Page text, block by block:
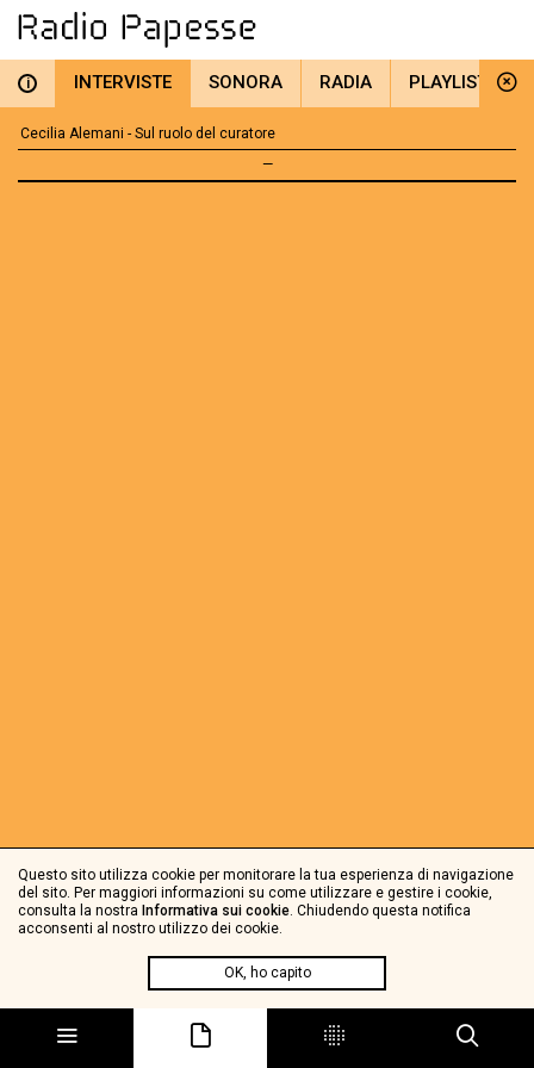
i INTERVISTE SONORA RADIA PLAYLIST
Cecilia Alemani - Sul ruolo del curatore
—
Questo sito utilizza cookie per monitorare la tua esperienza di navigazione
del sito. Per maggiori informazioni su come utilizzare e gestire i cookie,
consulta la nostra Informativa sui cookie. Chiudendo questa notifica
acconsenti al nostro utilizzo dei cookie.
OK, ho capito